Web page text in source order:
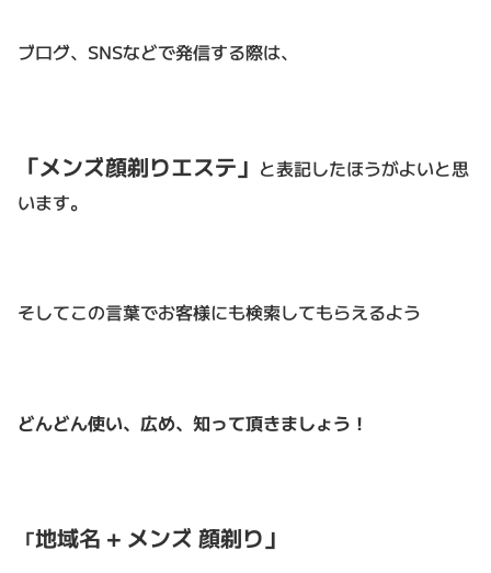
ブログ、SNSなどで発信する際は、
「メンズ顔剃りエステ」 と表記したほうがよいと思
います。
そしてこの言葉でお客様にも検索してもらえるよう
どんどん使い、広め、知って頂きましょう！
「地域名 + メンズ 顔剃り」